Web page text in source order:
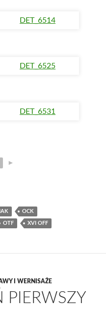
►
OCK
OTF XVI OFF
I WERNISAŻE
PIERWSZY